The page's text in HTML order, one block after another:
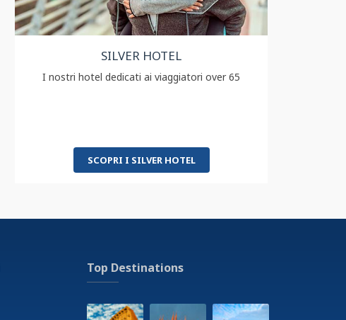
SILVER HOTEL
I nostri hotel dedicati ai viaggiatori over 65
SCOPRI I SILVER HOTEL
Top Destinations